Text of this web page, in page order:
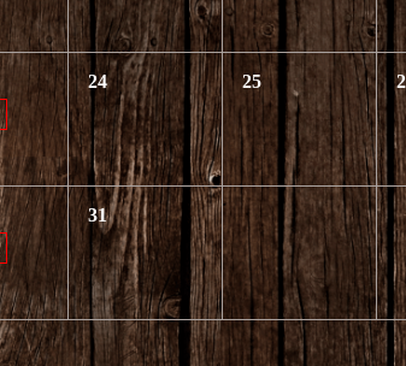
24 25
31